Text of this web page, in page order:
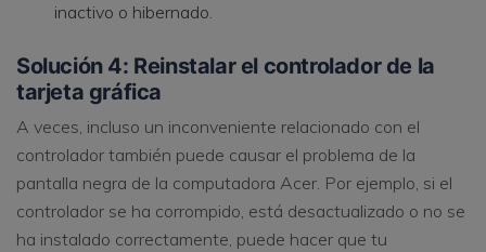
inactivo o hibernado.
Solución 4: Reinstalar el controlador de la
tarjeta gráfica
A veces, incluso un inconveniente relacionado con el
controlador también puede causar el problema de la
pantalla negra de la computadora Acer. Por ejemplo, si el
controlador se ha corrompido, está desactualizado o no se
ha instalado correctamente, puede hacer que tu